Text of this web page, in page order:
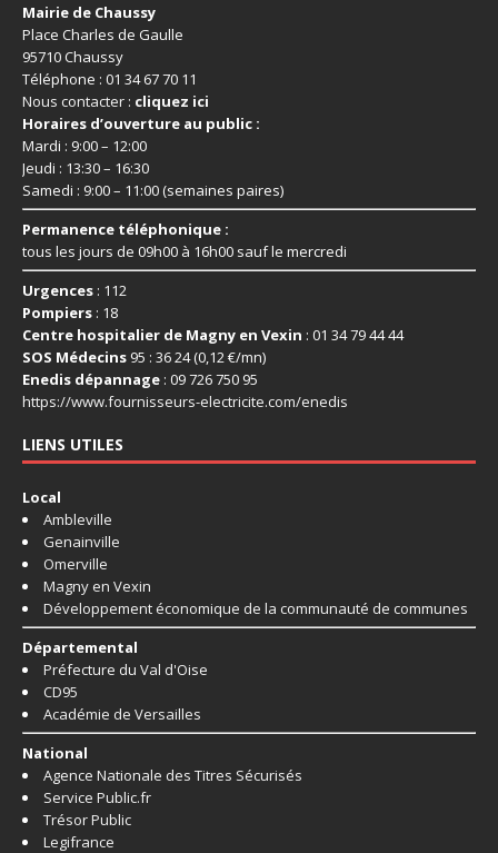
Mairie de Chaussy
Place Charles de Gaulle
95710 Chaussy
Téléphone : 01 34 67 70 11
Nous contacter : cliquez ici
Horaires d’ouverture au public :
Mardi : 9:00 – 12:00
Jeudi : 13:30 – 16:30
Samedi : 9:00 – 11:00 (semaines paires)
Permanence téléphonique :
tous les jours de 09h00 à 16h00 sauf le mercredi
Urgences : 112
Pompiers : 18
Centre hospitalier de Magny en Vexin : 01 34 79 44 44
SOS Médecins 95 : 36 24 (0,12 €/mn)
Enedis dépannage : 09 726 750 95
https://www.fournisseurs-electricite.com/enedis
LIENS UTILES
Local
Ambleville
Genainville
Omerville
Magny en Vexin
Développement économique de la communauté de communes
Départemental
Préfecture du Val d'Oise
CD95
Académie de Versailles
National
Agence Nationale des Titres Sécurisés
Service Public.fr
Trésor Public
Legifrance